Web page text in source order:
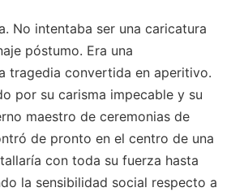
No intentaba ser una caricatura
póstumo. Era una
tragedia convertida en aperitivo.
por su carisma impecable y su
maestro de ceremonias de
de pronto en el centro de una
con toda su fuerza hasta
la sensibilidad social respecto a